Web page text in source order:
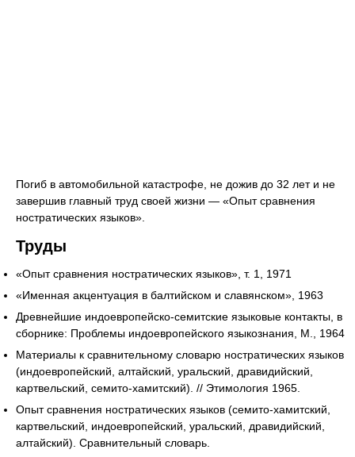
Погиб в автомобильной катастрофе, не дожив до 32 лет и не
завершив главный труд своей жизни — «Опыт сравнения
ностратических языков».
Труды
«Опыт сравнения ностратических языков», т. 1, 1971
«Именная акцентуация в балтийском и славянском», 1963
Древнейшие индоевропейско-семитские языковые контакты, в
сборнике: Проблемы индоевропейского языкознания, М., 1964
Материалы к сравнительному словарю ностратических языков
(индоевропейский, алтайский, уральский, дравидийский,
картвельский, семито-хамитский). // Этимология 1965.
Опыт сравнения ностратических языков (семито-хамитский,
картвельский, индоевропейский, уральский, дравидийский,
алтайский). Сравнительный словарь.